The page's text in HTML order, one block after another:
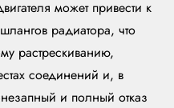
может привести к
радиатора, что
растрескиванию,
соединений и, в
и полный отказ